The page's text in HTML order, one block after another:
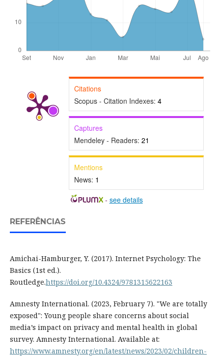
Citations
Scopus - Citation Indexes: 4
Captures
Mendeley - Readers: 21
Mentions
News: 1
- see details
REFERÊNCIAS
Amichai-Hamburger, Y. (2017). Internet Psychology: The
Basics (1st ed.).
Routledge.https://doi.org/10.4324/9781315622163
Amnesty International. (2023, February 7). "We are totally
exposed": Young people share concerns about social
media’s impact on privacy and mental health in global
survey. Amnesty International. Available at:
https://www.amnesty.org/en/latest/news/2023/02/children-